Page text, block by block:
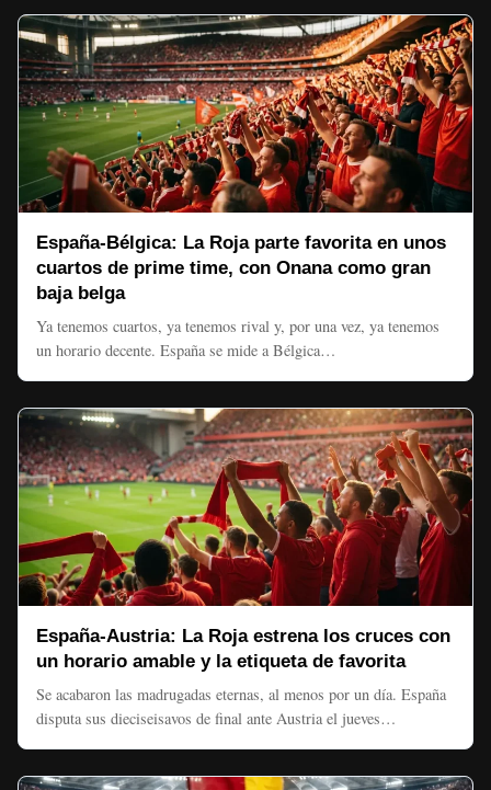
España-Bélgica: La Roja parte favorita en unos
cuartos de prime time, con Onana como gran
baja belga
Ya tenemos cuartos, ya tenemos rival y, por una vez, ya tenemos
un horario decente. España se mide a Bélgica…
España-Austria: La Roja estrena los cruces con
un horario amable y la etiqueta de favorita
Se acabaron las madrugadas eternas, al menos por un día. España
disputa sus dieciseisavos de final ante Austria el jueves…